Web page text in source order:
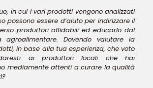
in cui i vari prodotti vengono analizzati
possono essere d’aiuto per indirizzare il
produttori affidabili ed educarlo dal
Dovendo valutare la
in base alla tua esperienza, che voto
daresti ai produttori locali che hai
mediamente attenti a curare la qualità